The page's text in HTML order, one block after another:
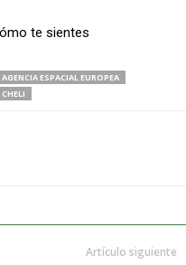
te sientes
AGENCIA ESPACIAL EUROPEA
Artículo siguiente